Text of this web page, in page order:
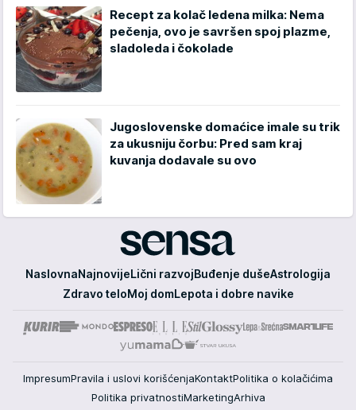
Recept za kolač ledena milka: Nema
pečenja, ovo je savršen spoj plazme,
sladoleda i čokolade
Jugoslovenske domaćice imale su trik
za ukusniju čorbu: Pred sam kraj
kuvanja dodavale su ovo
Sensa
NaslovnaNajnovijeLični razvojBuđenje dušeAstrologija
Zdravo teloMoj domLepota i dobre navike
ImpresumPravila i uslovi korišćenjaKontaktPolitika o kolačićima
Politika privatnostiMarketingArhiva